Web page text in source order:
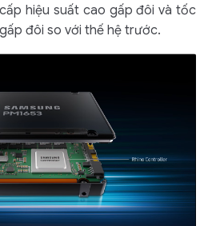
hiệu suất cao gấp đôi và tốc
đôi so với thế hệ trước.